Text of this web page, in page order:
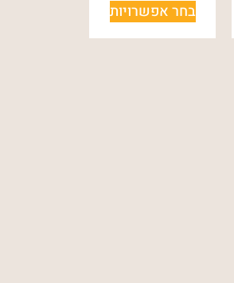
בחר אפשרויות